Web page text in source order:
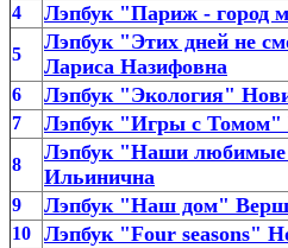
4 Лэпбук "Париж - город
5
Лэпбук "Этих дней не
Лариса Назифовна
6 Лэпбук "Экология"
7 Лэпбук "Игры с
8
Лэпбук "Наши любимые
Ильинична
9 Лэпбук "Наш дом"
10 Лэпбук "Four seasons"